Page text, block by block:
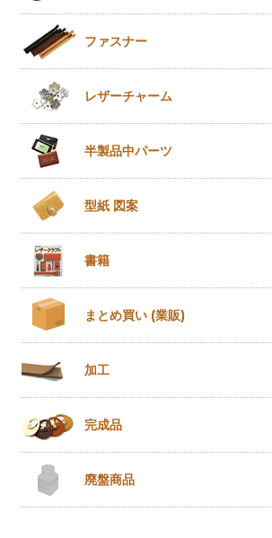
ファスナー
レザーチャーム
半製品中パーツ
型紙 図案
書籍
まとめ買い (業販)
加工
完成品
廃盤商品